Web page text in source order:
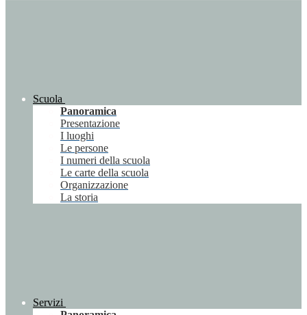
Scuola
Panoramica
Presentazione
I luoghi
Le persone
I numeri della scuola
Le carte della scuola
Organizzazione
La storia
Servizi